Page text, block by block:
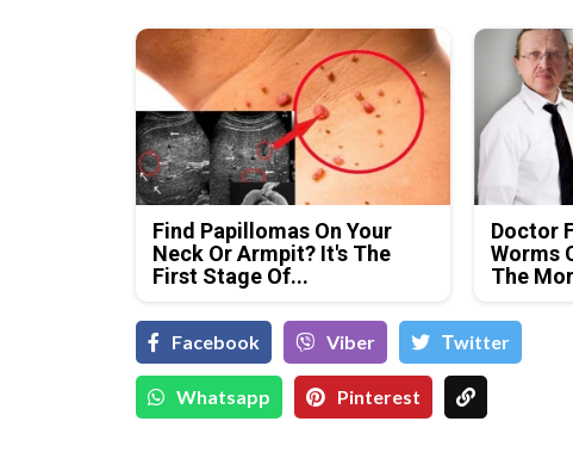
Find Papillomas On Your
Neck Or Armpit? It's The
First Stage Of...
Doctor
Worms
The
Facebook Viber Тwitter
Whatsapp Pinterest